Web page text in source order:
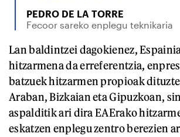
PEDRO DE LA TORRE
Fecoor sareko enplegu teknikaria
Lan baldintzei dagokienez,
hitzarmena da erreferentzia,
batzuek hitzarmen propioak
Araban, Bizkaian eta Gipuzkoan,
aspalditik ari dira EAErako
eskatzen enplegu zentro berezien